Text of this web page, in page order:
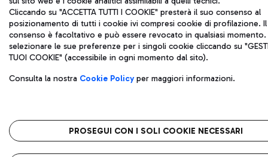
Cliccando su "ACCETTA TUTTI I COOKIE" presterà il suo consenso al
posizionamento di tutti i cookie ivi compresi cookie di profilazione. Il
consenso è facoltativo e può essere revocato in qualsiasi
selezionare le sue preferenze per i singoli cookie cliccando su
TUOI COOKIE" (accessibile in ogni momento dal sito).
Consulta la nostra Cookie Policyper maggiori informazioni.
PROSEGUI CON I SOLI COOKIE NECESSARI